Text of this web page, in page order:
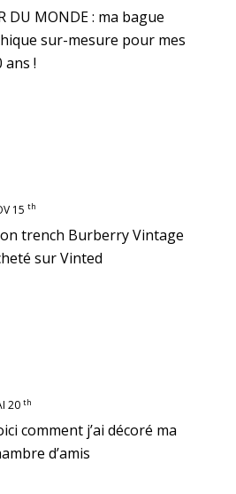
DU MONDE : ma bague
sur-mesure pour mes
ans !
15 th
trench Burberry Vintage
sur Vinted
20 th
comment j’ai décoré ma
d’amis